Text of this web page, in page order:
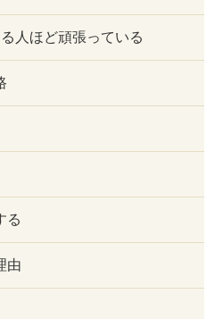
人ほど頑張っている
る
由